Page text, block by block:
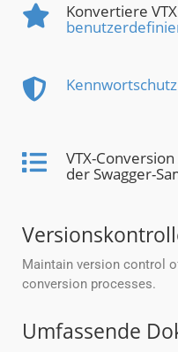
Konvertiere
Kennwortschutz
VTX-Conversion
der Swagger-
Maintain version control
conversion processes.
Umfassende